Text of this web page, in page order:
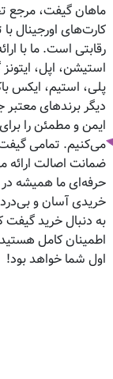
ماهان گیفت،
کارت‌های اورجینال
رقابتی است. ما با
استیشن، اپل،
پلی، استیم، ایکس
دیگر برندهای
ایمن و مطمئن را
می‌کنیم. تمامی
ضمانت اصالت ارائه
حرفه‌ای ما همیشه
خریدی آسان و
به دنبال خرید گیفت
اطمینان کامل
اول شما خواهد بود!